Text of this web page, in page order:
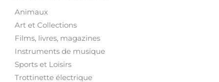
Animaux
Art et Collections
Films, livres, magazines
Instruments de musique
Sports et Loisirs
Trottinette électrique